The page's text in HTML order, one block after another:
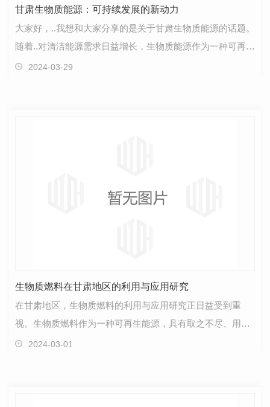
甘肃生物质能源：可持续发展的新动力
大家好，..我想和大家分享的是关于甘肃生物质能源的话题。
随着..对清洁能源需求日益增长，生物质能源作为一种可再生
资源，正在成为可持续发展的新动力。位于西部的…
2024-03-29
生物质燃料在甘肃地区的利用与应用研究
在甘肃地区，生物质燃料的利用与应用研究正日益受到重
视。生物质燃料作为一种可再生能源，具有取之不尽、用之
不竭的优势，对环境友好，有望成为未来能源发展的重要…
2024-03-01